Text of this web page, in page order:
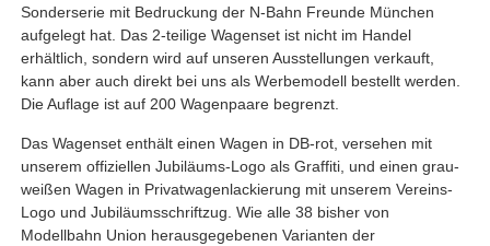
Sonderserie mit Bedruckung der N-Bahn Freunde München
aufgelegt hat. Das 2-teilige Wagenset ist nicht im Handel
erhältlich, sondern wird auf unseren Ausstellungen verkauft,
kann aber auch direkt bei uns als Werbemodell bestellt werden.
Die Auflage ist auf 200 Wagenpaare begrenzt.
Das Wagenset enthält einen Wagen in DB-rot, versehen mit
unserem offiziellen Jubiläums-Logo als Graffiti, und einen grau-
weißen Wagen in Privatwagenlackierung mit unserem Vereins-
Logo und Jubiläumsschriftzug. Wie alle 38 bisher von
Modellbahn Union herausgegebenen Varianten der